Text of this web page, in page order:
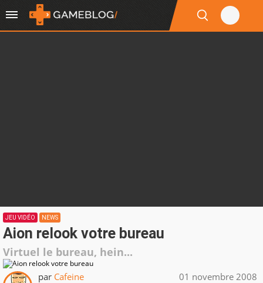
JEU VIDÉO NEWS
Aion relook votre bureau
Virtuel le bureau, hein...
par Cafeine 01 novembre 2008